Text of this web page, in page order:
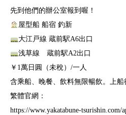
先到他們的辦公室報到喔！
屋型船 船宿 釣新
大江戸線 蔵前駅A6出口
浅草線 蔵前駅A2出口
￥1萬日圓（未稅）/一人
含乘船、晚餐、飲料無限暢飲。上船
繁體官網：
https://www.yakatabune-tsurishin.com/